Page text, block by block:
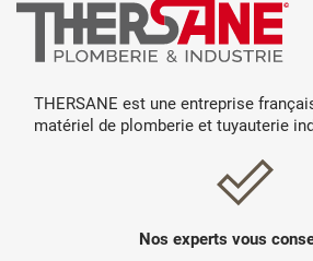
THERSANE est une entreprise
matériel de plomberie et tuyauterie
Nos experts vous